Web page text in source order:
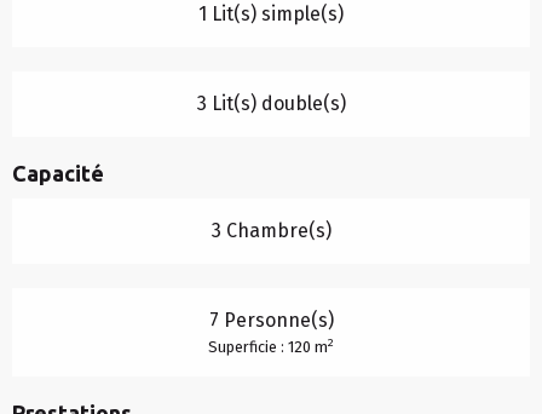
1 Lit(s) simple(s)
3 Lit(s) double(s)
Capacité
3 Chambre(s)
7 Personne(s)
Superficie : 120 m2